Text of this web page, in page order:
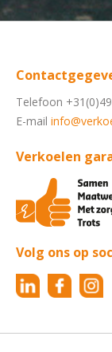
Telefoon
E-mail
Verkoelen
Volg ons op